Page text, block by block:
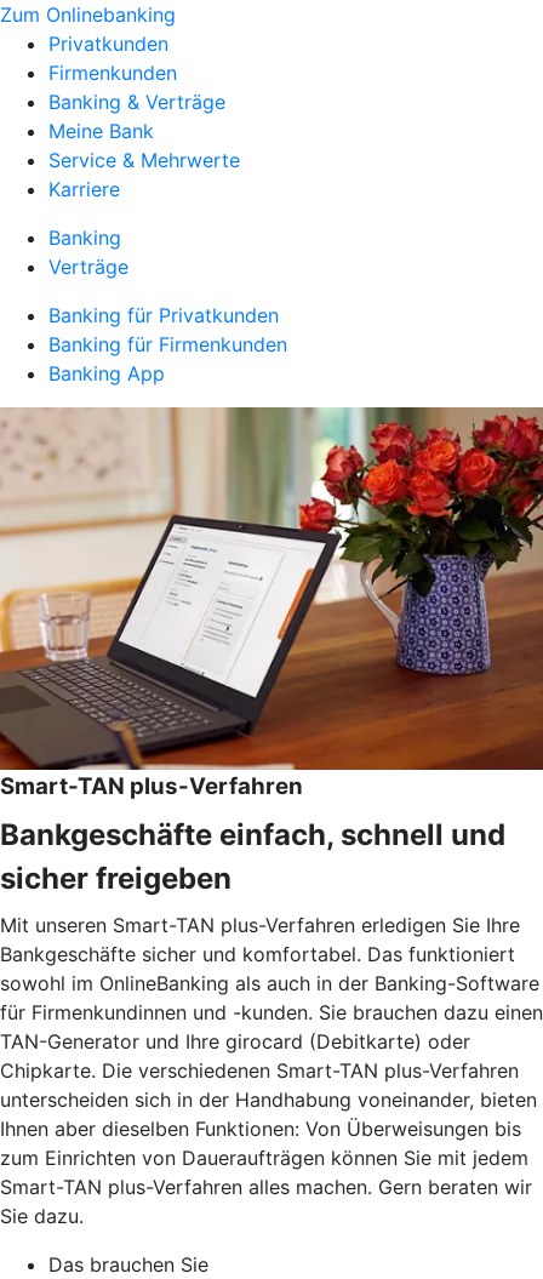
Zum Onlinebanking
Privatkunden
Firmenkunden
Banking & Verträge
Meine Bank
Service & Mehrwerte
Karriere
Banking
Verträge
Banking für Privatkunden
Banking für Firmenkunden
Banking App
Smart-TAN plus-Verfahren
Bankgeschäfte einfach, schnell und
sicher freigeben
Mit unseren Smart-TAN plus-Verfahren erledigen Sie Ihre
Bankgeschäfte sicher und komfortabel. Das funktioniert
sowohl im OnlineBanking als auch in der Banking-Software
für Firmenkundinnen und -kunden. Sie brauchen dazu einen
TAN-Generator und Ihre girocard (Debitkarte) oder
Chipkarte. Die verschiedenen Smart-TAN plus-Verfahren
unterscheiden sich in der Handhabung voneinander, bieten
Ihnen aber dieselben Funktionen: Von Überweisungen bis
zum Einrichten von Daueraufträgen können Sie mit jedem
Smart-TAN plus-Verfahren alles machen. Gern beraten wir
Sie dazu.
Das brauchen Sie